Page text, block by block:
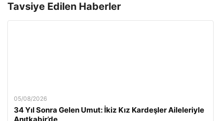
Tavsiye Edilen Haberler
05/08/2026
34 Yıl Sonra Gelen Umut: İkiz Kız Kardeşler Aileleriyle